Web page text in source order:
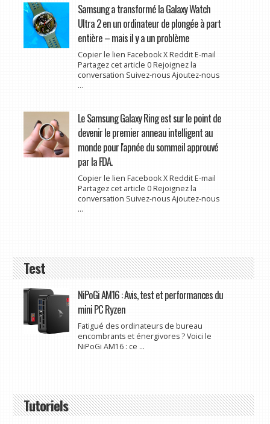
Samsung a transformé la Galaxy Watch
Ultra 2 en un ordinateur de plongée à part
entière – mais il y a un problème
Copier le lien Facebook X Reddit E-mail
Partagez cet article 0 Rejoignez la
conversation Suivez-nous Ajoutez-nous
...
Le Samsung Galaxy Ring est sur le point de
devenir le premier anneau intelligent au
monde pour l'apnée du sommeil approuvé
par la FDA.
Copier le lien Facebook X Reddit E-mail
Partagez cet article 0 Rejoignez la
conversation Suivez-nous Ajoutez-nous
...
Test
NiPoGi AM16 : Avis, test et performances du
mini PC Ryzen
Fatigué des ordinateurs de bureau
encombrants et énergivores ? Voici le
NiPoGi AM16 : ce ...
Tutoriels